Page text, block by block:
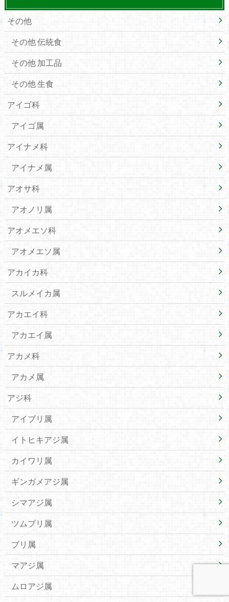
その他
その他 伝統食
その他 加工品
その他 生食
アイゴ科
アイゴ属
アイナメ科
アイナメ属
アオサ科
アオノリ属
アオメエソ科
アオメエソ属
アカイカ科
スルメイカ属
アカエイ科
アカエイ属
アカメ科
アカメ属
アジ科
アイブリ属
イトヒキアジ属
カイワリ属
ギンガメアジ属
シマアジ属
ツムブリ属
ブリ属
マアジ属
ムロアジ属